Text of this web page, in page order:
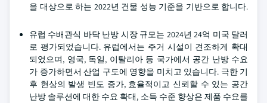
을 대상으로 하는 2022년 건물 성능 기준을 기반으로 합니다.
유럽 수배관식 바닥 난방 시장 규모는 2024년 24억 미국 달러
로 평가되었습니다. 유럽에서는 주거 시설이 견조하게 확대
되었으며, 영국, 독일, 이탈리아 등 국가에서 공간 난방 수요
가 증가하면서 산업 구도에 영향을 미치고 있습니다. 극한 기
후 현상의 발생 빈도 증가, 효율적이고 신뢰할 수 있는 공간
난방 솔루션에 대한 수요 확대, 소득 수준 향상은 제품 수요를